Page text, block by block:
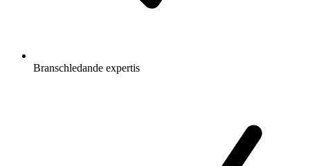
Branschledande expertis